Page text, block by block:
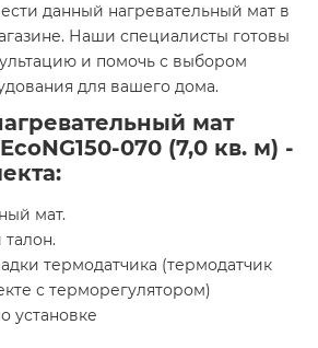
данный нагревательный мат в
Наши специалисты готовы
и помочь с выбором
для вашего дома.
мат
070 (7,0 кв. м) -
мат.
термодатчика (термодатчик
с терморегулятором)
установке